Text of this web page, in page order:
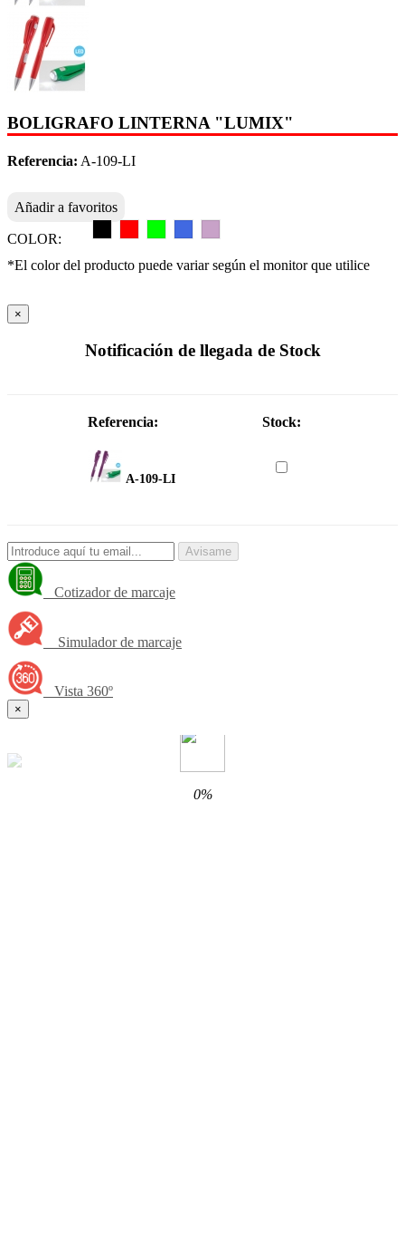
BOLIGRAFO LINTERNA "LUMIX"
Referencia: A-109-LI
Añadir a favoritos
COLOR:
*El color del producto puede variar según el monitor que utilice
×
Notificación de llegada de Stock
Referencia: Stock:
A-109-LI
Avisame
Cotizador de marcaje
Simulador de marcaje
Vista 360º
×